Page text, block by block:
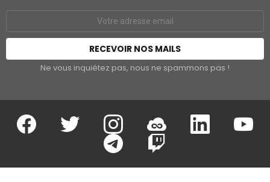
Email
Ne vous inquiétez pas, nous ne spammons pas !
Facebook Twitter Instagram Soundcloud Linkedin
Google Play App Store